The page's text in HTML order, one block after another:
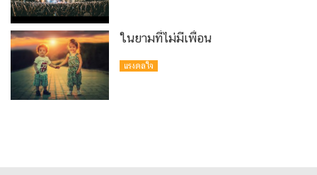
ในยามที่ไม่มีเพื่อน
แรงดลใจ